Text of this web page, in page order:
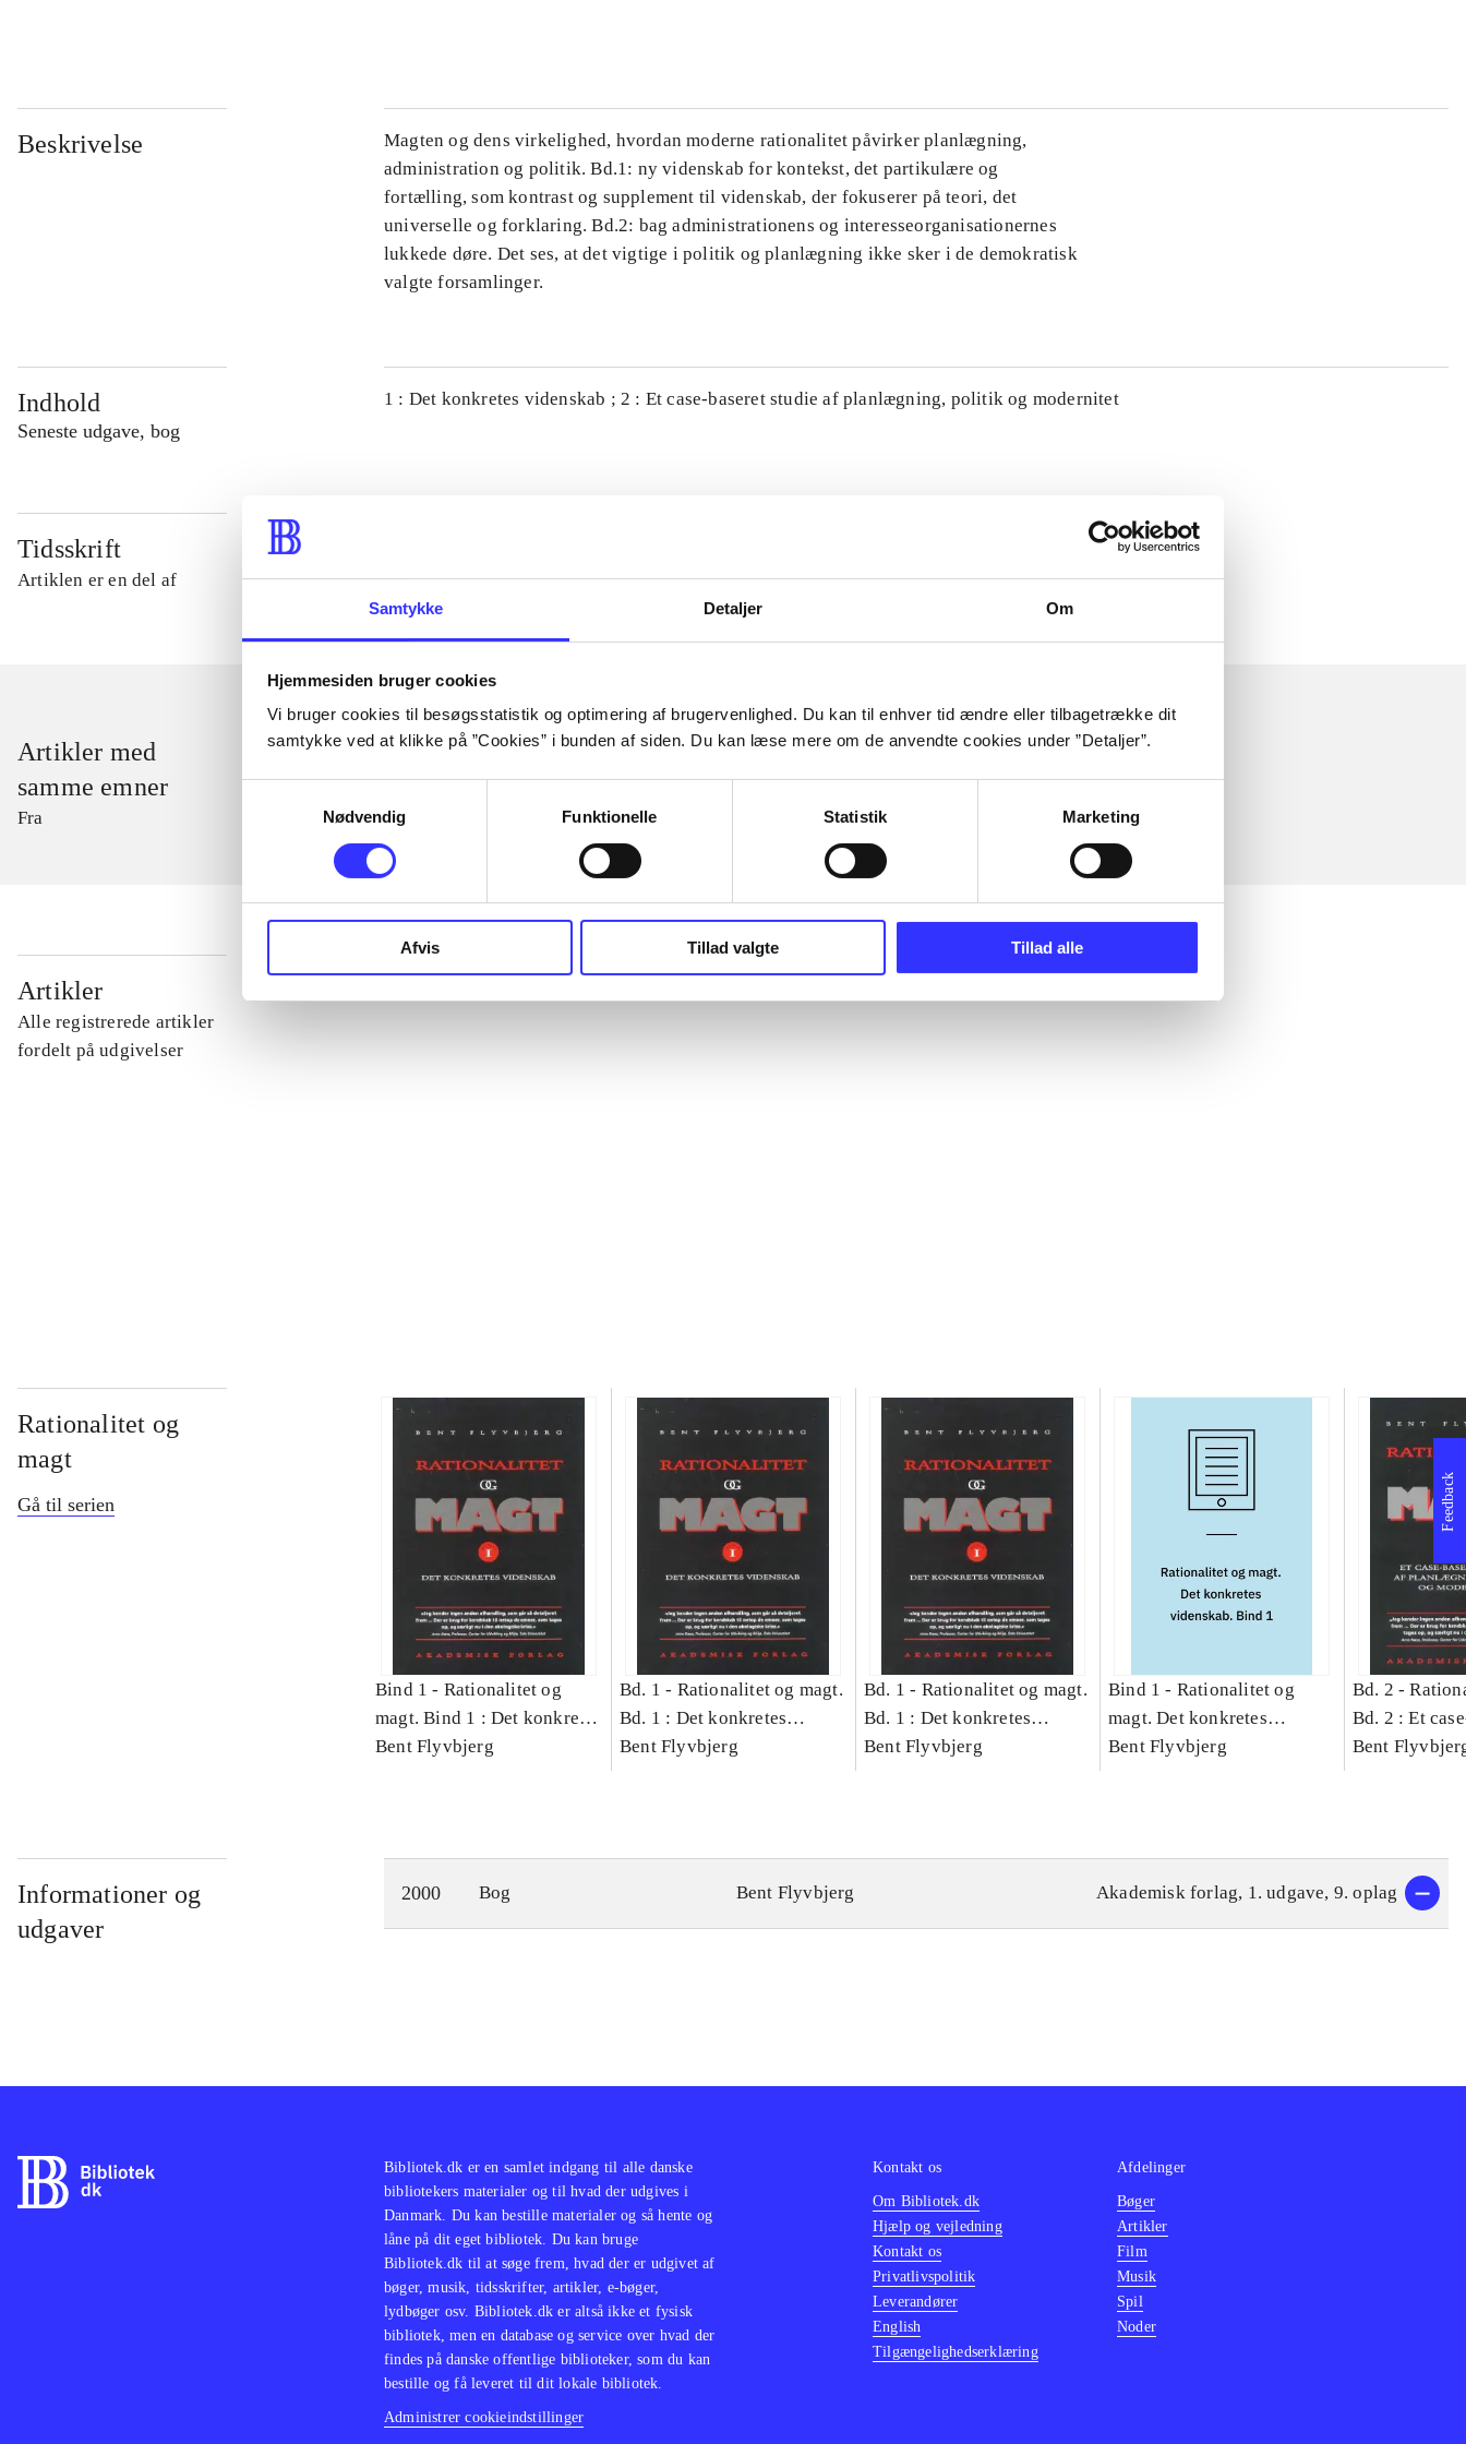
Samtykke Detaljer Om
Hjemmesiden bruger cookies
Vi bruger cookies til besøgsstatistik og optimering af brugervenlighed. Du kan til enhver tid ændre eller tilbagetrække dit
samtykke ved at klikke på ”Cookies” i bunden af siden. Du kan læse mere om de anvendte cookies under ”Detaljer”.
Nødvendig
Funktionelle Statistik Marketing
Afvis Tillad valgte Tillad alle
Beskrivelse
Magten og dens virkelighed, hvordan moderne rationalitet påvirker planlægning,
administration og politik. Bd.1: ny videnskab for kontekst, det partikulære og
fortælling, som kontrast og supplement til videnskab, der fokuserer på teori, det
universelle og forklaring. Bd.2: bag administrationens og interesseorganisationernes
lukkede døre. Det ses, at det vigtige i politik og planlægning ikke sker i de demokratisk
valgte forsamlinger.
Indhold
Seneste udgave, bog
1 : Det konkretes videnskab ; 2 : Et case-baseret studie af planlægning, politik og modernitet
Tidsskrift
Artiklen er en del af
Artikler med
samme emner
Fra
Artikler
Alle registrerede artikler
fordelt på udgivelser
...
Rationalitet og
magt
Gå til serien
Bind 1 - Rationalitet og
magt. Bind 1 : Det konkretes
videnskab
Bent Flyvbjerg
Bd. 1 - Rationalitet og magt.
Bd. 1 : Det konkretes
videnskab
Bent Flyvbjerg
Bd. 1 - Rationalitet og magt.
Bd. 1 : Det konkretes
videnskab
Bent Flyvbjerg
Bind 1 - Rationalitet og
magt. Det konkretes
videnskab. Bind 1
Bent Flyvbjerg
Bd. 2 -
Bd. 2 : Et
studie af
Bent
Informationer og
udgaver
2000 Bog Bent Flyvbjerg Akademisk forlag, 1. udgave, 9. oplag
Feedback
Bibliotek.dk er en samlet indgang til alle danske
bibliotekers materialer og til hvad der udgives i
Danmark. Du kan bestille materialer og så hente og
låne på dit eget bibliotek. Du kan bruge
Bibliotek.dk til at søge frem, hvad der er udgivet af
bøger, musik, tidsskrifter, artikler, e-bøger,
lydbøger osv. Bibliotek.dk er altså ikke et fysisk
bibliotek, men en database og service over hvad der
findes på danske offentlige biblioteker, som du kan
bestille og få leveret til dit lokale bibliotek.
Administrer cookieindstillinger
Kontakt os
Om Bibliotek.dk
Hjælp og vejledning
Kontakt os
Privatlivspolitik
Leverandører
English
Tilgængelighedserklæring
Afdelinger
Bøger
Artikler
Film
Musik
Spil
Noder